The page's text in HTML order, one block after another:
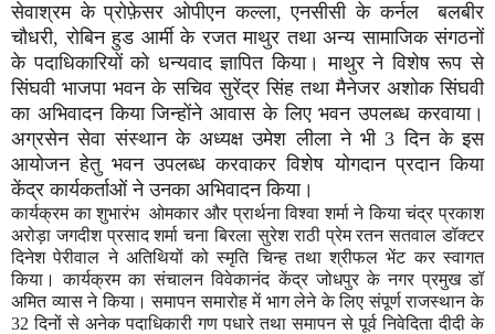
सेवाश्रम के प्रोफ़ेसर ओपीएन कल्ला, एनसीसी के कर्नल बलबीर
चौधरी, रोबिन हुड आर्मी के रजत माथुर तथा अन्य सामाजिक संगठनों
के पदाधिकारियों को धन्यवाद ज्ञापित किया। माथुर ने विशेष रूप से
सिंघवी भाजपा भवन के सचिव सुरेंद्र सिंह तथा मैनेजर अशोक सिंघवी
का अभिवादन किया जिन्होंने आवास के लिए भवन उपलब्ध करवाया।
अग्रसेन सेवा संस्थान के अध्यक्ष उमेश लीला ने भी 3 दिन के इस
आयोजन हेतु भवन उपलब्ध करवाकर विशेष योगदान प्रदान किया
केंद्र कार्यकर्ताओं ने उनका अभिवादन किया।
कार्यक्रम का शुभारंभ ओमकार और प्रार्थना विश्वा शर्मा ने किया चंद्र प्रकाश
अरोड़ा जगदीश प्रसाद शर्मा चना बिरला सुरेश राठी प्रेम रतन सतवाल डॉक्टर
दिनेश पेरीवाल ने अतिथियों को स्मृति चिन्ह तथा श्रीफल भेंट कर स्वागत
किया। कार्यक्रम का संचालन विवेकानंद केंद्र जोधपुर के नगर प्रमुख डॉ
अमित व्यास ने किया। समापन समारोह में भाग लेने के लिए संपूर्ण राजस्थान के
32 दिनों से अनेक पदाधिकारी गण पधारे तथा समापन से पूर्व निवेदिता दीदी के